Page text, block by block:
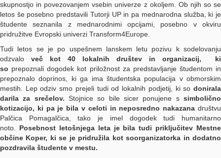
skupnostjo in povezovanjem vsebin univerze z okoljem. Ob njih so se
letos še posebno predstavili Tutorji UP in pa mednarodna služba, ki je
študente seznanila z mednarodnimi opcijami, posebno v okviru
pridružitve Evropski univerzi Transform4Europe.
Tudi letos se je po uspešnem lanskem letu pozivu k sodelovanju
odzvalo več kot 40 lokalnih društev in organizacij,
ki
so prepoznali dogodek kot priložnost za predstavljanje študentom in
prepoznalo doprinos, ki ga ima študentska populacija v obmorskim
mestih. Lep odziv smo prejeli tudi od lokalnih podjetij, ki so donirala
darila za srečelov. Stojnice so bile sicer ponujene s simbolično
kotizacijo, ki pa je bila v celoti in neposredno nakazana društvu
Palčica Pomagalčica, tako je imel dogodek tudi humanitarno
noto. Posebnost letošnjega leta je bila tudi priključitev Mestne
občine Koper, ki se je pridružila kot soorganizatorka in dodatno
pozdravila študente v mestu.